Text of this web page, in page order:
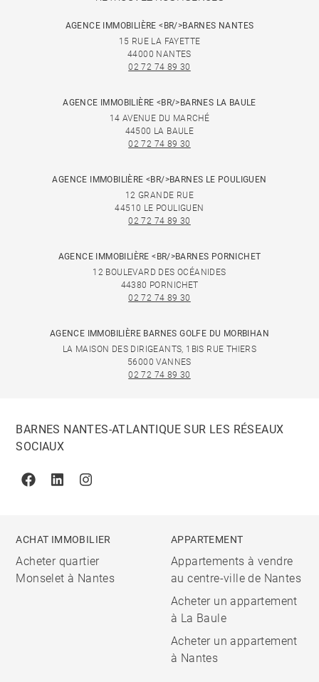
AGENCE IMMOBILIÈRE <BR/>BARNES NANTES
15 RUE LA FAYETTE
44000 NANTES
02 72 74 89 30
AGENCE IMMOBILIÈRE <BR/>BARNES LA BAULE
14 AVENUE DU MARCHÉ
44500 LA BAULE
02 72 74 89 30
AGENCE IMMOBILIÈRE <BR/>BARNES LE POULIGUEN
12 GRANDE RUE
44510 LE POULIGUEN
02 72 74 89 30
AGENCE IMMOBILIÈRE <BR/>BARNES PORNICHET
12 BOULEVARD DES OCÉANIDES
44380 PORNICHET
02 72 74 89 30
AGENCE IMMOBILIÈRE BARNES GOLFE DU MORBIHAN
LA MAISON DES DIRIGEANTS, 1BIS RUE THIERS
56000 VANNES
02 72 74 89 30
BARNES NANTES-ATLANTIQUE SUR LES RÉSEAUX
SOCIAUX
FacebookLinkedinInstagram
ACHAT IMMOBILIER
Acheter quartier
Monselet à Nantes
APPARTEMENT
Appartements à vendre
au centre-ville de Nantes
Acheter un appartement
à La Baule
Acheter un appartement
à Nantes